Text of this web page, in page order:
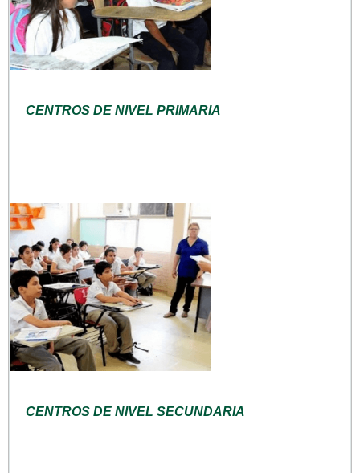
CENTROS DE NIVEL PRIMARIA
CENTROS DE NIVEL SECUNDARIA